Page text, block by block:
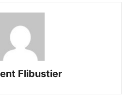
Flibustier